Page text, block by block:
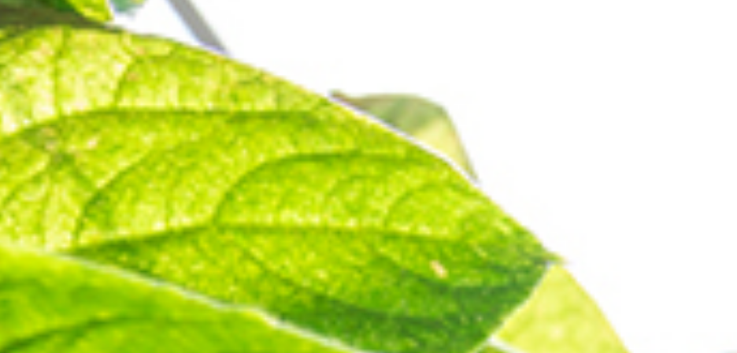
未来の子供たちのために
Culture
働く環境 キャリアステップ 研修制度
Business
全ての事業に通じる土台 太陽光事業 農業6次産業化
Member
職種紹介 社員インタビュー
Recruit
応募フォーム